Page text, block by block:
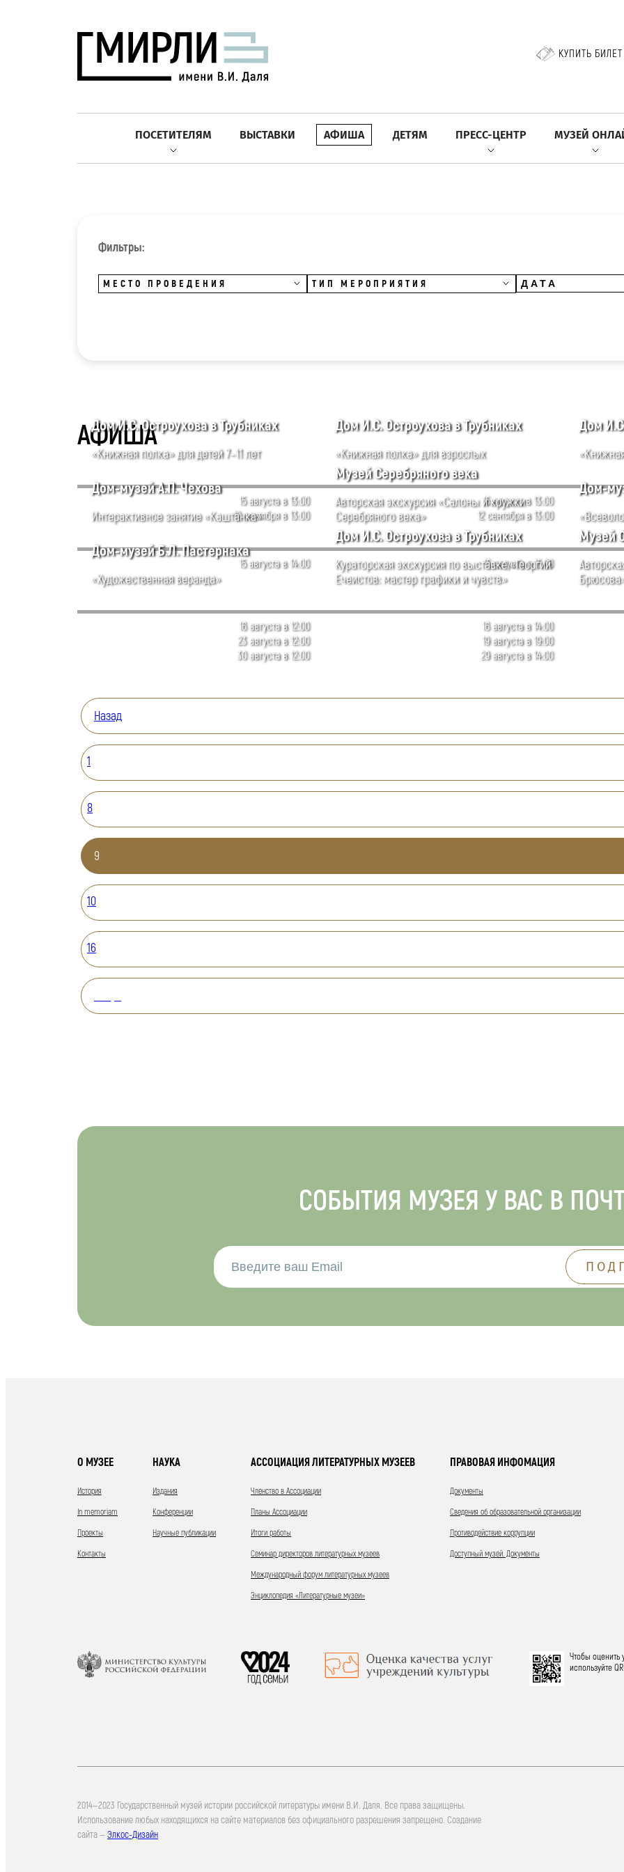
КУПИТЬ БИЛЕТ
ПОСЕТИТЕЛЯМ ВЫСТАВКИ АФИША ДЕТЯМ ПРЕСС-ЦЕНТР МУЗЕЙ
Фильтры:
МЕСТО ПРОВЕДЕНИЯ ТИП МЕРОПРИЯТИЯ
АФИША
15 августа в 13:00
12 сентября в 13:00
Дом И.С. Остроухова в Трубниках
«Книжная полка» для детей 7–11 лет
15 августа в 13:00
12 сентября в 13:00
Дом И.С. Остроухова в Трубниках
«Книжная полка» для взрослых
Дом
15 августа в 14:00
Дом-музей А.П. Чехова
Интерактивное занятие «Каштанка»
15 августа в 15:00
Музей Серебряного века
Авторская экскурсия «Салоны и кружки
Серебряного века»
Дом-
16 августа в 12:00
23 августа в 12:00
30 августа в 12:00
Дом-музей Б.Л. Пастернака
«Художественная веранда»
16 августа в 14:00
19 августа в 19:00
29 августа в 14:00
Дом И.С. Остроухова в Трубниках
Кураторская экскурсия по выставке «Георгий
Ечеистов: мастер графики и чувств»
Музей
Назад
1
8
9
10
16
СОБЫТИЯ МУЗЕЯ У ВАС В
О МУЗЕЕ
История
In memoriam
Проекты
Контакты
НАУКА
Издания
Конференции
Научные публикации
АССОЦИАЦИЯ ЛИТЕРАТУРНЫХ МУЗЕЕВ
Членство в Ассоциации
Планы Ассоциации
Итоги работы
Семинар директоров литературных музеев
Международный форум литературных музеев
Энциклопедия «Литературные музеи»
ПРАВОВАЯ ИНФОМАЦИЯ
Документы
Сведения об образовательной организации
Противодействие коррупции
Доступный музей. Документы
Чтобы оценить
используйте
2014—2023 Государственный музей истории российской литературы имени В.И. Даля. Все права защищены.
Использование любых находящихся на сайте материалов без официального разрешения запрещено. Создание
сайта — Элкос-Дизайн